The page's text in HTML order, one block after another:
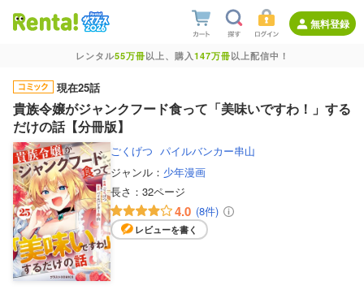
無料登録
レンタル55万冊以上、購入147万冊以上配信中！
現在25話
貴族令嬢がジャンクフード食って「美味いですわ！」する
だけの話【分冊版】
ごくげつ パイルバンカー串山
ジャンル： 少年漫画
長さ： 32ページ
4.0 (8件)
レビューを書く